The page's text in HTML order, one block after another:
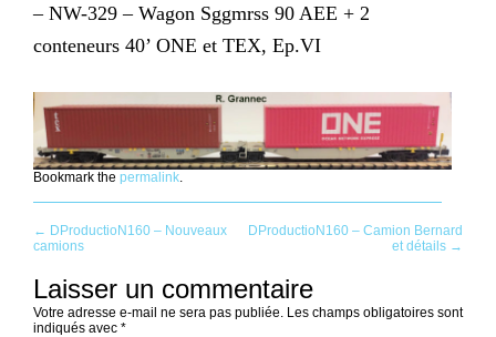
– NW-329 – Wagon Sggmrss 90 AEE + 2
conteneurs 40’ ONE et TEX, Ep.VI
Bookmark the permalink.
Post
navigation
← DProductioN160 – Nouveaux
camions
DProductioN160 – Camion Bernard
et détails →
Laisser un commentaire
Votre adresse e-mail ne sera pas publiée. Les champs obligatoires sont
indiqués avec *